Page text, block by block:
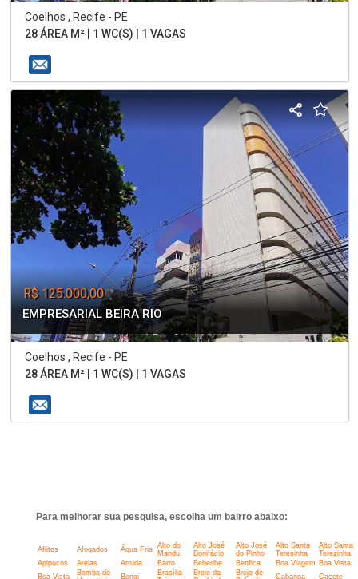
Coelhos , Recife - PE
28 ÁREA M² | 1 WC(S) | 1 VAGAS
R$ 125.000,00
EMPRESARIAL BEIRA RIO
Coelhos , Recife - PE
28 ÁREA M² | 1 WC(S) | 1 VAGAS
Para melhorar sua pesquisa, escolha um bairro abaixo:
Aflitos Afogados Água Fria
Alto do
Mandu
Alto José
Bonifácio
Alto José
do Pinho
Alto Santa
Teresinha
Alto Santa
Terezinha
Apipucos
Areias Arruda Barro Beberibe Benfica Boa Viagem Boa Vista
Boa Vista
Bomba do
Bongi
Brasília
Brejo da
Brejo de
Cabanga Caçote